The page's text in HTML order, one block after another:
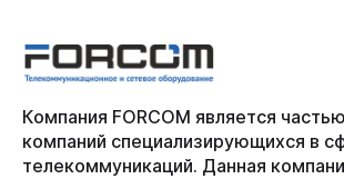
Компания FORCOM является
компаний специализирующихся в
телекоммуникаций. Данная